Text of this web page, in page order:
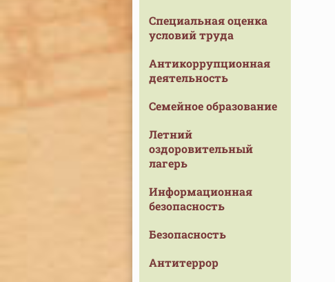
Специальная оценка
условий труда
Антикоррупционная
деятельность
Семейное образование
Летний
оздоровительный
лагерь
Информационная
безопасность
Безопасность
Антитеррор